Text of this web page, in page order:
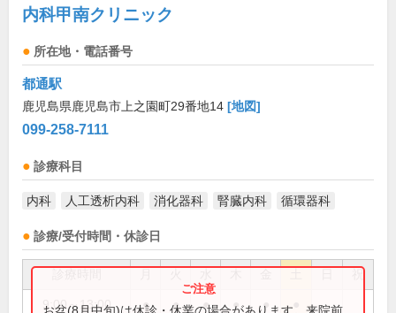
内科甲南クリニック
所在地・電話番号
都通駅
鹿児島県鹿児島市上之園町29番地14 [地図]
099-258-7111
診療科目
内科 人工透析内科 消化器科 腎臓内科 循環器科
診療/受付時間・休診日
祝
9:00～13:00 ● ● ● ● ●
お盆(8月中旬)は休診・休業の場合があります。来院前